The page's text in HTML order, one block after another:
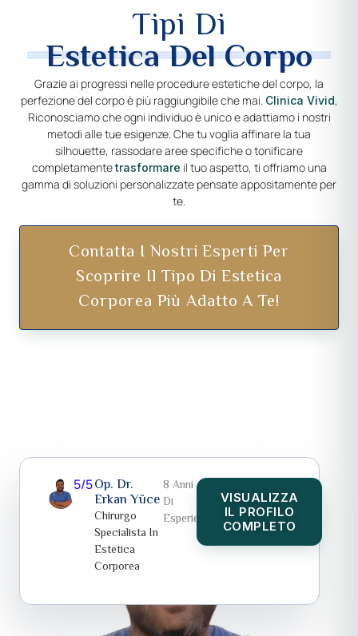
Tipi Di
Estetica Del Corpo
Grazie ai progressi nelle procedure estetiche del corpo, la
perfezione del corpo è più raggiungibile che mai. Clinica Vivid,
Riconosciamo che ogni individuo è unico e adattiamo i nostri
metodi alle tue esigenze. Che tu voglia affinare la tua
silhouette, rassodare aree specifiche o tonificare
completamentetrasformare il tuo aspetto, ti offriamo una
gamma di soluzioni personalizzate pensate appositamente per
te.
Contatta I Nostri Esperti Per
Scoprire Il Tipo Di Estetica
Corporea Più Adatto A Te!
5/5Op. Dr.
Erkan Yüce
Chirurgo
Specialista In
Estetica
Corporea
8 Anni
Di
Esperienza
VISUALIZZA
IL PROFILO
COMPLETO